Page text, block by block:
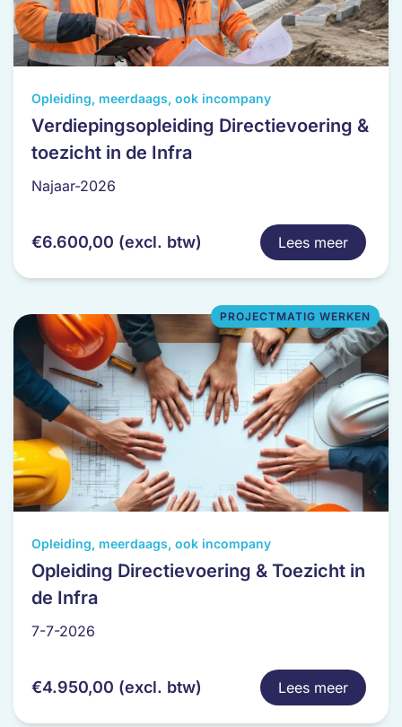
Opleiding, meerdaags, ook incompany
Verdiepingsopleiding Directievoering &
toezicht in de Infra
Najaar-2026
€6.600,00 (excl. btw) Lees meer
Dit
product
heeft
meerdere
variaties.
kan
op
de
productpagina
Opleiding, meerdaags, ook incompany
Opleiding Directievoering & Toezicht in
de Infra
7-7-2026
PROJECTMATIG WERKEN
€4.950,00 (excl. btw) Lees meer
Dit
product
heeft
meerdere
variaties.
kan